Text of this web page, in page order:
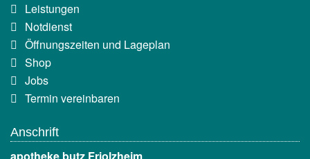
Leistungen
Notdienst
Öffnungszeiten und Lageplan
Shop
Jobs
Termin vereinbaren
Anschrift
apotheke butz Friolzheim